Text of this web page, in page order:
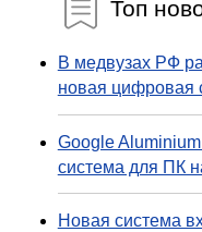
Топ
В медвузах РФ
новая цифровая
Google
система для ПК
Новая система